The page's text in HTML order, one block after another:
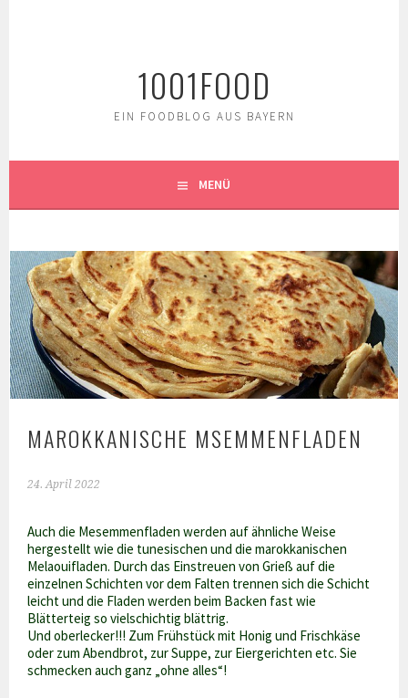
1001FOOD
EIN FOODBLOG AUS BAYERN
MENÜ
MAROKKANISCHE MSEMMENFLADEN
24. April 2022
Auch die Mesemmenfladen werden auf ähnliche Weise
hergestellt wie die tunesischen und die marokkanischen
Melaouifladen. Durch das Einstreuen von Grieß auf die
einzelnen Schichten vor dem Falten trennen sich die Schicht
leicht und die Fladen werden beim Backen fast wie
Blätterteig so vielschichtig blättrig.
Und oberlecker!!! Zum Frühstück mit Honig und Frischkäse
oder zum Abendbrot, zur Suppe, zur Eiergerichten etc. Sie
schmecken auch ganz „ohne alles“!